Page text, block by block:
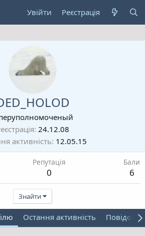
Увійти Реєстрація
24.12.08
активність 12.05.15
Репутація
0
Бали
6
Знайти
Остання активність